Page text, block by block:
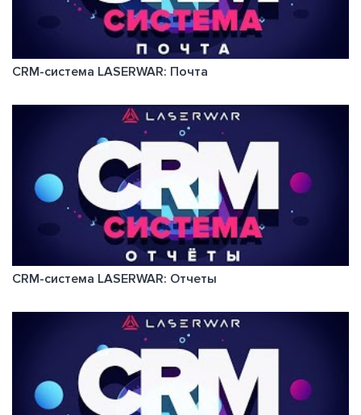
CRM-система LASERWAR: Почта
CRM-система LASERWAR: Отчеты